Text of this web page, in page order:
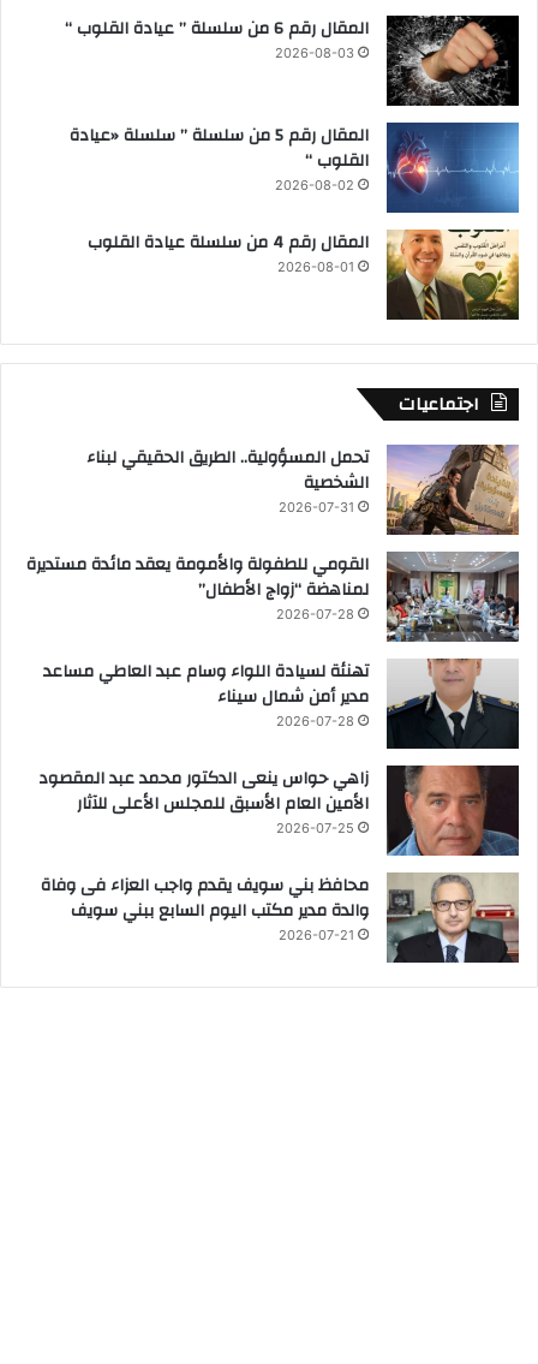
المقال رقم 6 من سلسلة ” عيادة القلوب “
2026-08-03
المقال رقم 5 من سلسلة ” سلسلة «عيادة
القلوب “
2026-08-02
المقال رقم 4 من سلسلة عيادة القلوب
2026-08-01
اجتماعيات
تحمل المسؤولية.. الطريق الحقيقي لبناء
الشخصية
2026-07-31
القومي للطفولة والأمومة يعقد مائدة مستديرة
لمناهضة “زواج الأطفال”
2026-07-28
تهنئة لسيادة اللواء وسام عبد العاطي مساعد
مدير أمن شمال سيناء
2026-07-28
زاهي حواس ينعى الدكتور محمد عبد المقصود
الأمين العام الأسبق للمجلس الأعلى للآثار
2026-07-25
محافظ بني سويف يقدم واجب العزاء فى وفاة
والدة مدير مكتب اليوم السابع ببني سويف
2026-07-21